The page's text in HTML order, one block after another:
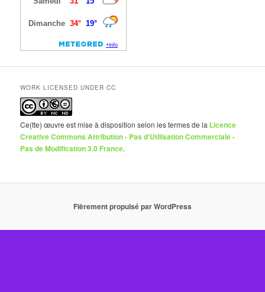
WORK LICENSED UNDER CC
Ce(tte) œuvre est mise à disposition selon les termes de la Licence
Creative Commons Attribution - Pas d’Utilisation Commerciale -
Pas de Modification 3.0 France.
Fièrement propulsé par WordPress